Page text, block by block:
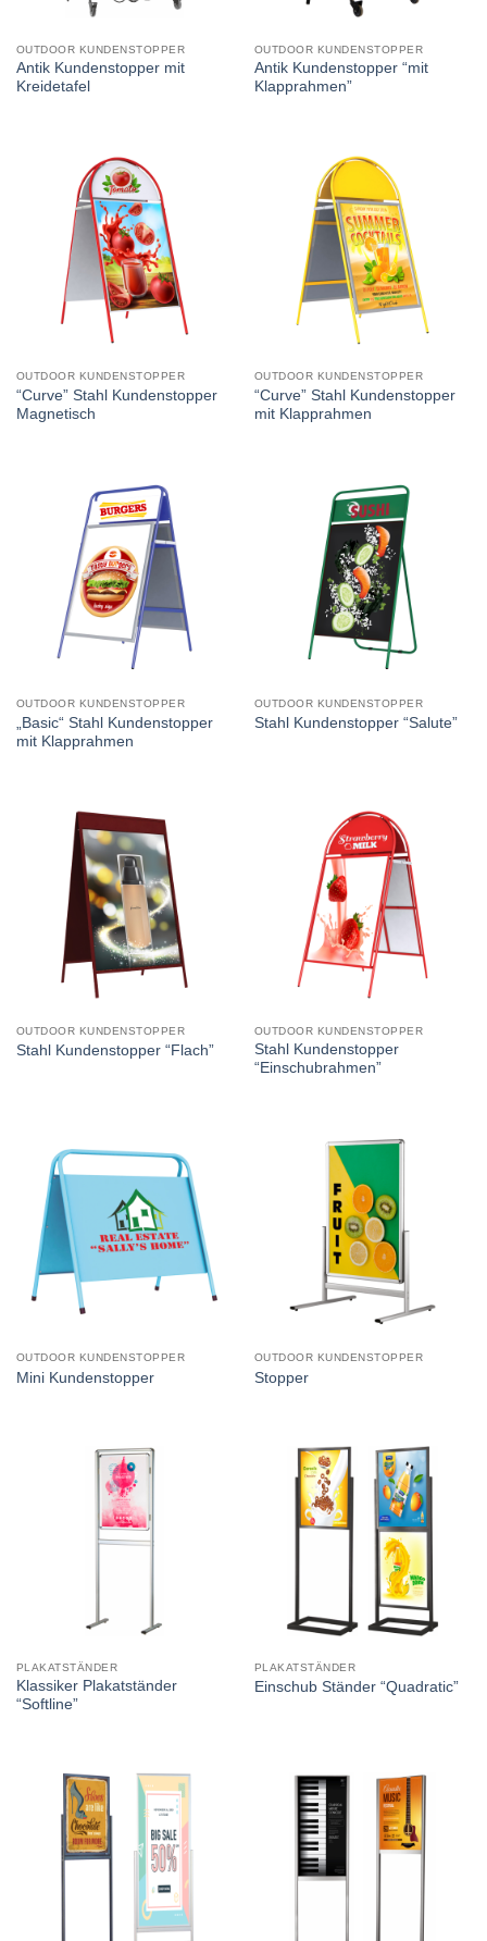
OUTDOOR KUNDENSTOPPER
Antik Kundenstopper mit
Kreidetafel
OUTDOOR KUNDENSTOPPER
Antik Kundenstopper “mit
Klapprahmen”
OUTDOOR KUNDENSTOPPER
“Curve” Stahl Kundenstopper
Magnetisch
OUTDOOR KUNDENSTOPPER
“Curve” Stahl Kundenstopper
mit Klapprahmen
OUTDOOR KUNDENSTOPPER
„Basic“ Stahl Kundenstopper
mit Klapprahmen
OUTDOOR KUNDENSTOPPER
Stahl Kundenstopper “Salute”
OUTDOOR KUNDENSTOPPER
Stahl Kundenstopper “Flach”
OUTDOOR KUNDENSTOPPER
Stahl Kundenstopper
“Einschubrahmen”
OUTDOOR KUNDENSTOPPER
Mini Kundenstopper
OUTDOOR KUNDENSTOPPER
Stopper
PLAKATSTÄNDER
Klassiker Plakatständer
“Softline”
PLAKATSTÄNDER
Einschub Ständer “Quadratic”